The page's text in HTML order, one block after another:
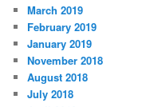
March 2019
February 2019
January 2019
November 2018
August 2018
July 2018